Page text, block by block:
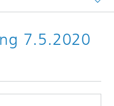
7.5.2020